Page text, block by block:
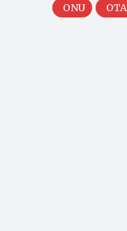
ONU